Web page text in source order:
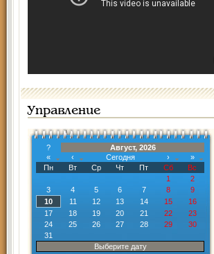
Управление
?
Август, 2026
«
‹ Сегодня ›
»
Пн
Вт Ср Чт Пт Сб
Вс
1
2
3
4 5 6 7 8
9
10
11 12 13 14 15
16
17
18 19 20 21 22
23
24
25 26 27 28 29
30
31
Выберите дату